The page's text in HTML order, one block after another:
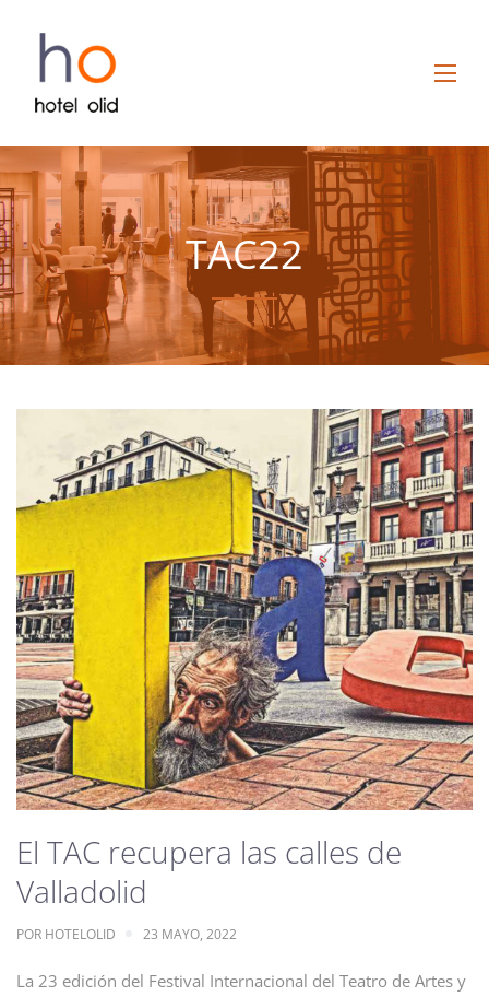
TAC22
El TAC recupera las calles de
Valladolid
POR HOTELOLID 23 MAYO, 2022
La 23 edición del Festival Internacional del Teatro de Artes y